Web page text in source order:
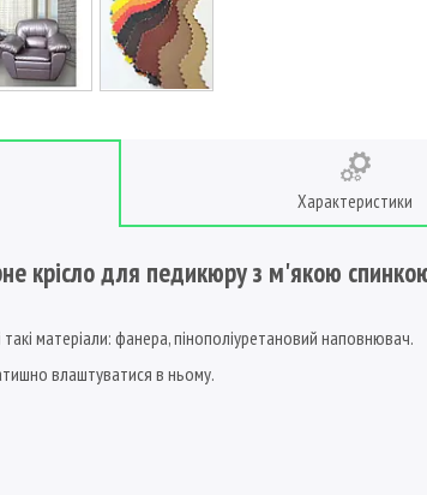
Характеристики
крісло для педикюру з м'якою
матеріали: фанера, пінополіуретановий наповнювач.
влаштуватися в ньому.